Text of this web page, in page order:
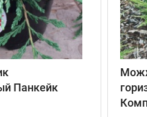
Панкейк